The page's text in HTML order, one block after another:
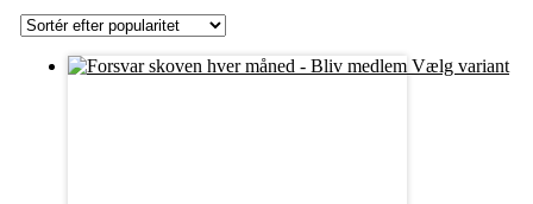
Vælg variant